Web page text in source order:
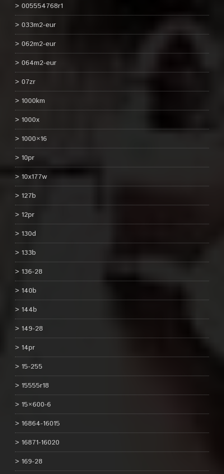
005554768r1
033m2-eur
062m2-eur
064m2-eur
07zr
1000km
1000x
1000×16
10pr
10x177w
127b
12pr
130d
133b
136-28
140b
144b
149-28
14pr
15-255
15555r18
15×600-6
16864-16015
16871-16020
169-28